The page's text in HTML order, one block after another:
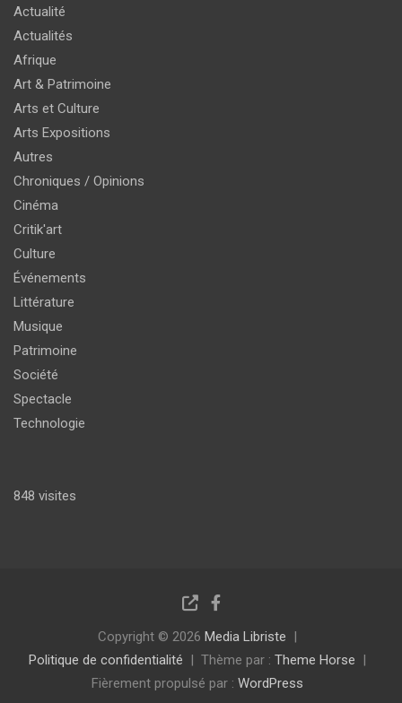
Actualité
Actualités
Afrique
Art & Patrimoine
Arts et Culture
Arts Expositions
Autres
Chroniques / Opinions
Cinéma
Critik'art
Culture
Événements
Littérature
Musique
Patrimoine
Société
Spectacle
Technologie
848 visites
Copyright © 2026 Media Libriste
Politique de confidentialité
Thème par : Theme Horse
Fièrement propulsé par : WordPress